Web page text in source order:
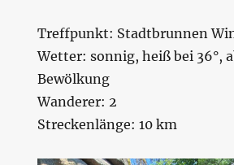
Treffpunkt: Stadtbrunnen
Wetter: sonnig, heiß bei 36°,
Bewölkung
Wanderer: 2
Streckenlänge: 10 km